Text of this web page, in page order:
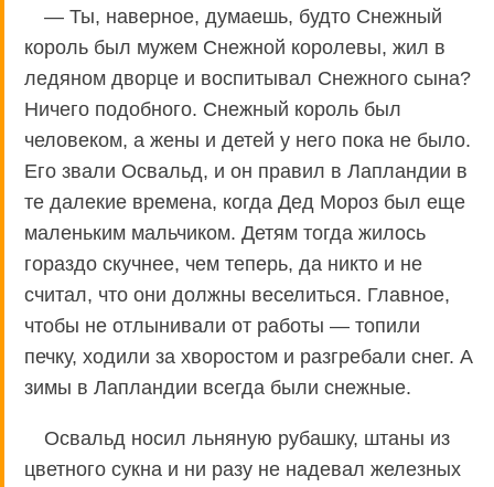
— Ты, наверное, думаешь, будто Снежный
король был мужем Снежной королевы, жил в
ледяном дворце и воспитывал Снежного сына?
Ничего подобного. Снежный король был
человеком, а жены и детей у него пока не было.
Его звали Освальд, и он правил в Лапландии в
те далекие времена, когда Дед Мороз был еще
маленьким мальчиком. Детям тогда жилось
гораздо скучнее, чем теперь, да никто и не
считал, что они должны веселиться. Главное,
чтобы не отлынивали от работы — топили
печку, ходили за хворостом и разгребали снег. А
зимы в Лапландии всегда были снежные.
Освальд носил льняную рубашку, штаны из
цветного сукна и ни разу не надевал железных